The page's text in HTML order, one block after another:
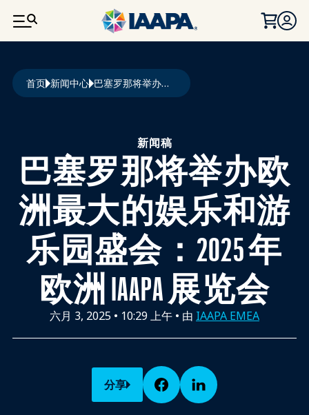
跳转到主要内容
面包屑
首页 新闻中心 巴塞罗那将举办欧洲最大的娱乐和游乐园盛会：2025 年欧洲 IAAPA 展览会
新闻稿
巴塞罗那将举办欧
洲最大的娱乐和游
乐园盛会：2025 年
欧洲 IAAPA 展览会
六月 3, 2025 • 10:29 上午 • 由 IAAPA EMEA
分享